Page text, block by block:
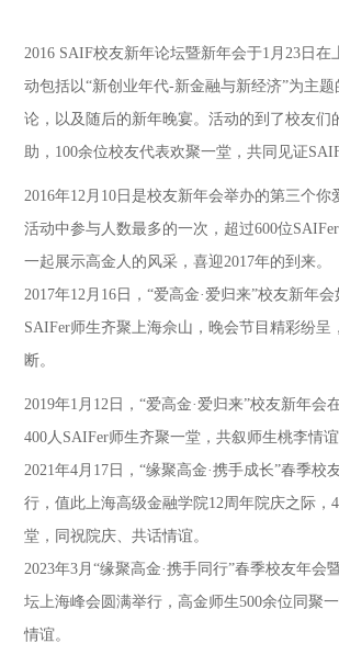
2016 SAIF校友新年论坛暨新年会于1月23日在
动包括以“新创业年代-新金融与新经济”为主
论，以及随后的新年晚宴。活动的到了校友们
助，100余位校友代表欢聚一堂，共同见证
2016年12月10日是校友新年会举办的第三个你
活动中参与人数最多的一次，超过600位
一起展示高金人的风采，喜迎2017年的到来。
2017年12月16日，“爱高金·爱归来”校友新年
SAIFer师生齐聚上海佘山，晚会节目精彩纷呈
断。
2019年1月12日，“爱高金·爱归来”校友新年会
400人SAIFer师生齐聚一堂，共叙师生桃李情谊
2021年4月17日，“缘聚高金·携手成长”春季校
行，值此上海高级金融学院12周年院庆之际，
堂，同祝院庆、共话情谊。
2023年3月“缘聚高金·携手同行”春季校友年会
坛上海峰会圆满举行，高金师生500余位同聚
情谊。